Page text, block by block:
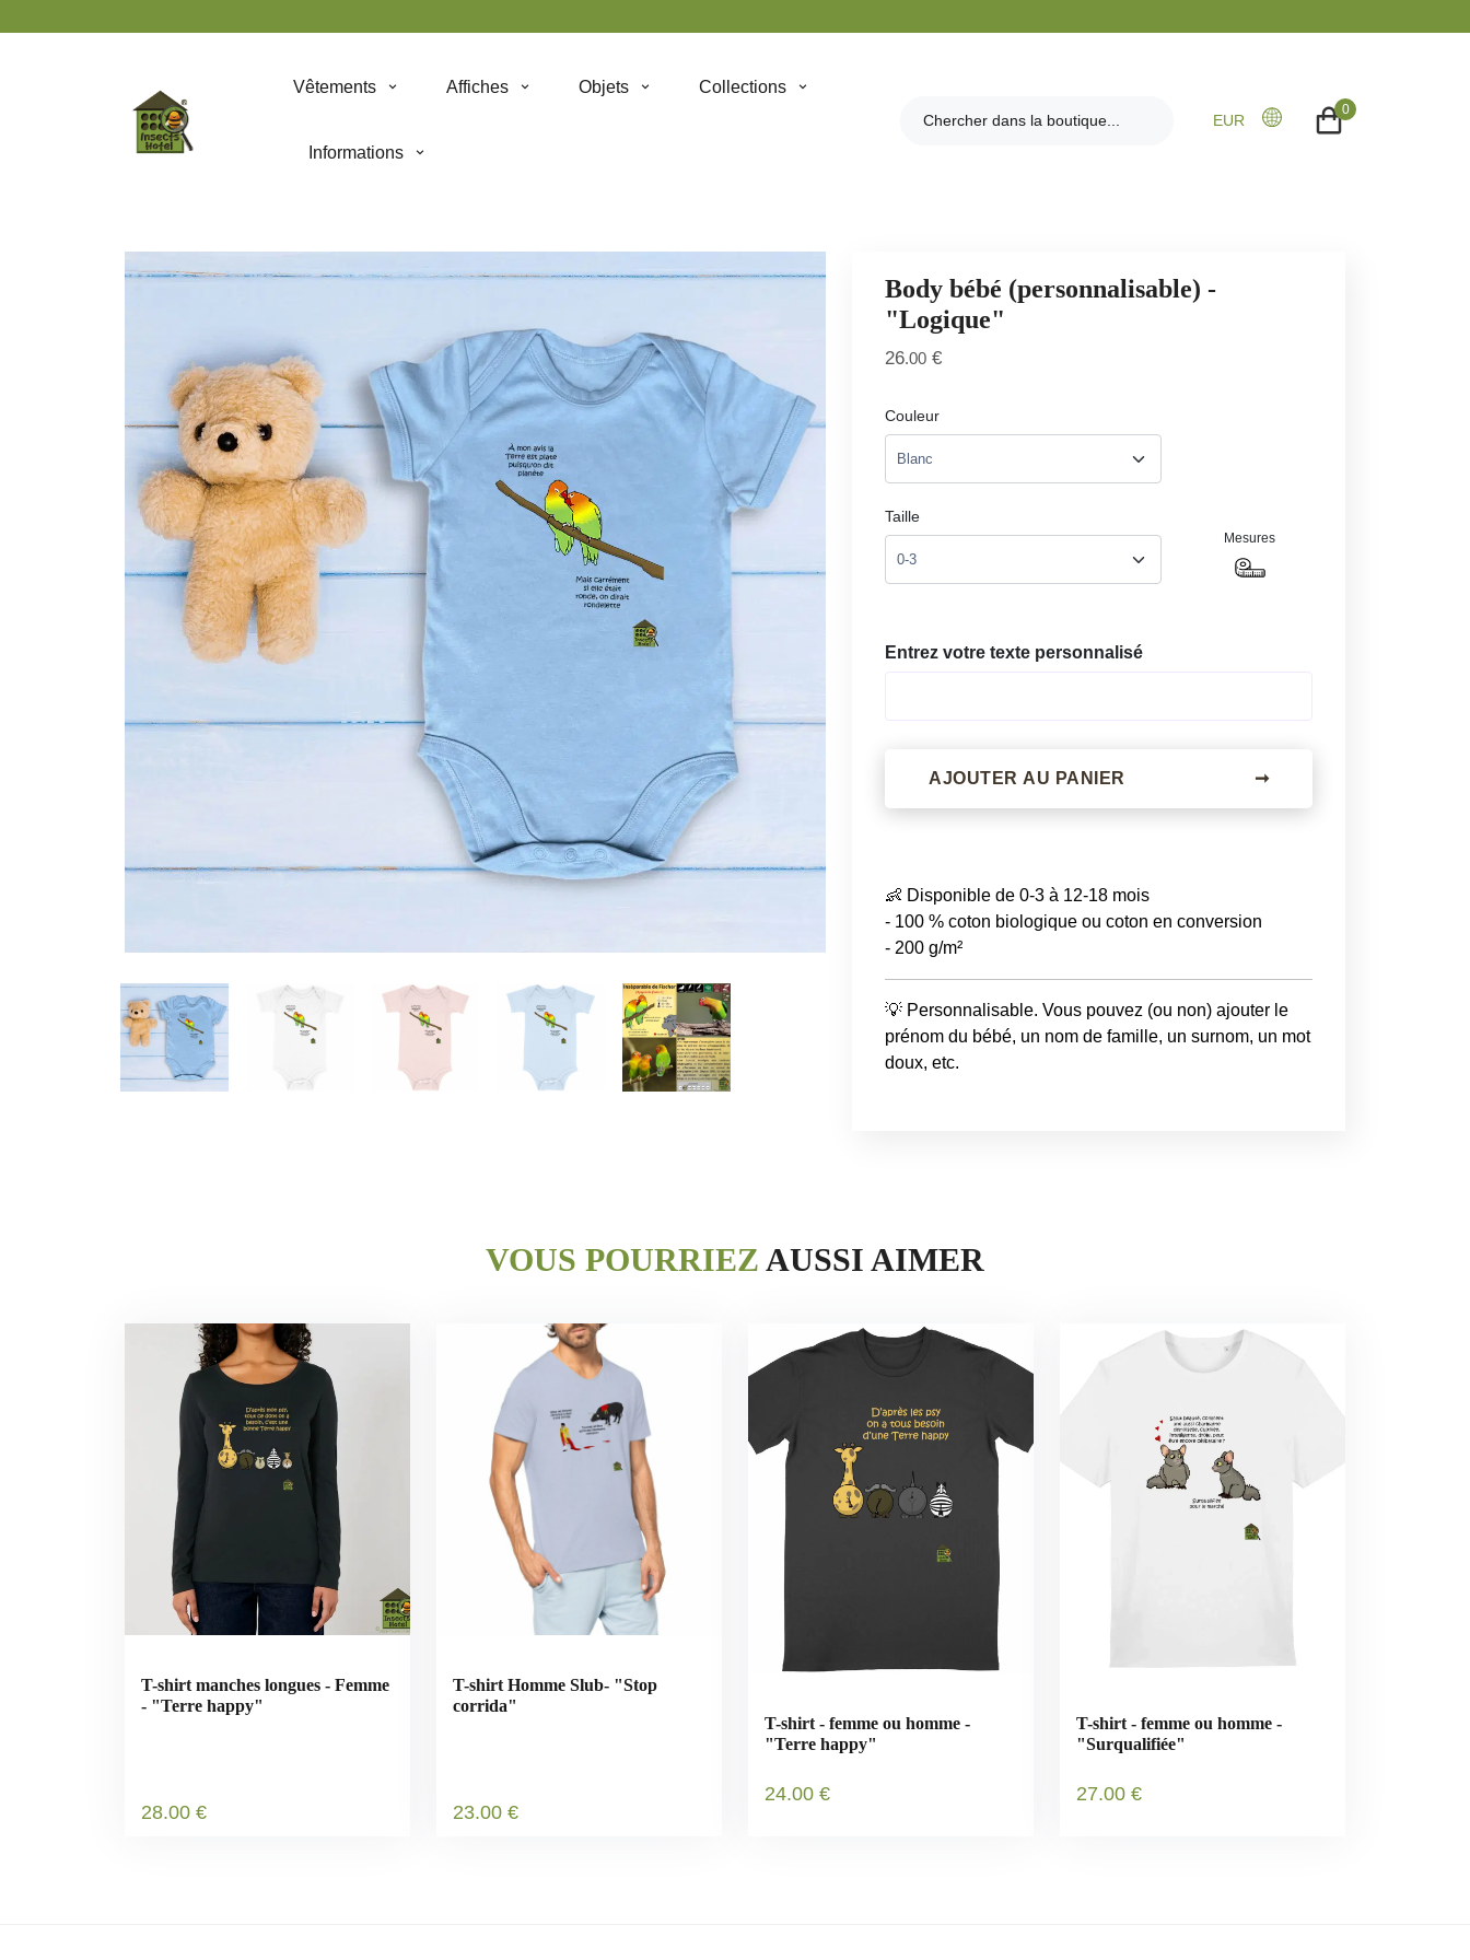
Vêtements Affiches Objets Collections
Informations
EUR
0
Body bébé (personnalisable) -
"Logique"
26.00 €
Couleur
Taille
Mesures
Entrez votre texte personnalisé
AJOUTER AU PANIER ➞
👶 Disponible de 0-3 à 12-18 mois
- 100 % coton biologique ou coton en conversion
- 200 g/m²
💡 Personnalisable. Vous pouvez (ou non) ajouter le
prénom du bébé, un nom de famille, un surnom, un mot
VOUS POURRIEZ AUSSI AIMER
T-shirt manches longues - Femme
- "Terre happy"
28.00 €
T-shirt Homme Slub- "Stop
corrida"
23.00 €
T-shirt - femme ou homme -
"Terre happy"
24.00 €
T-shirt - femme ou homme -
"Surqualifiée"
27.00 €